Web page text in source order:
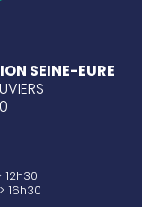
SEINE-EURE
12h30
16h30